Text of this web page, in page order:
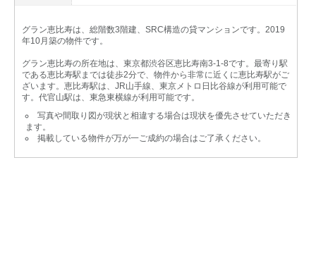
グラン恵比寿は、総階数3階建、SRC構造の貸マンションです。2019
年10月築の物件です。
グラン恵比寿の所在地は、東京都渋谷区恵比寿南3-1-8です。最寄り駅
である恵比寿駅までは徒歩2分で、物件から非常に近くに恵比寿駅がご
ざいます。恵比寿駅は、JR山手線、東京メトロ日比谷線が利用可能で
す。代官山駅は、東急東横線が利用可能です。
写真や間取り図が現状と相違する場合は現状を優先させていただき
ます。
掲載している物件が万が一ご成約の場合はご了承ください。